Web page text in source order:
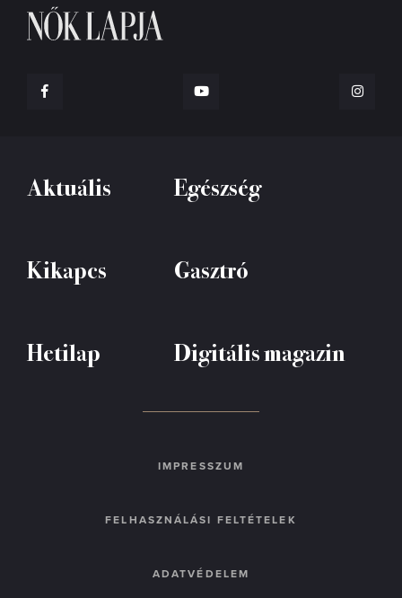
Aktuális Egészség
Kikapcs Gasztró
Hetilap Digitális magazin
IMPRESSZUM
FELHASZNÁLÁSI FELTÉTELEK
ADATVÉDELEM